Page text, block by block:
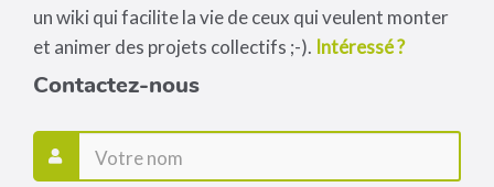
un wiki qui facilite la vie de ceux qui veulent monter
et animer des projets collectifs ;-). Intéressé ?
Contactez-nous